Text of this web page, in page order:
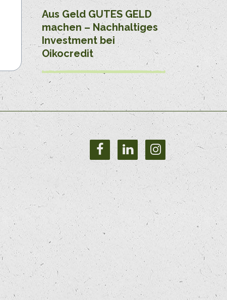
Aus Geld GUTES GELD
machen – Nachhaltiges
Investment bei
Oikocredit